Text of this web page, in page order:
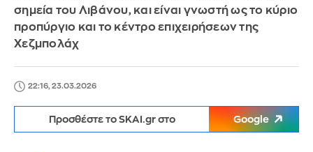
σημεία του Λιβάνου, και είναι γνωστή ως το κύριο
προπύργιο και το κέντρο επιχειρήσεων της
Χεζμπολάχ
22:16, 23.03.2026
Προσθέστε το SKAI.gr στο Google